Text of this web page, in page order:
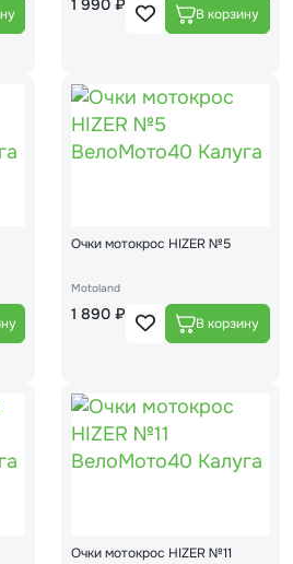
1 990 ₽
Очки мотокрос HIZER №5
Motoland
1 890 ₽
Очки мотокрос HIZER №11